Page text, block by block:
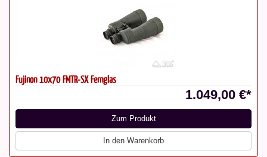
Fujinon 10x70 FMTR-SX Fernglas
1.049,00 €*
Zum Produkt
In den Warenkorb